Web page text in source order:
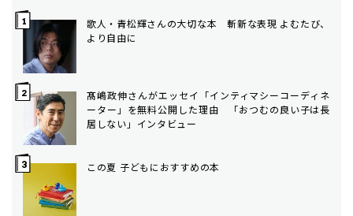
歌人・青松輝さんの大切な本 斬新な表現 よむたび、
より自由に
髙嶋政伸さんがエッセイ「インティマシーコーディネ
ーター」を無料公開した理由 「おつむの良い子は長
居しない」インタビュー
この夏 子どもにおすすめの本